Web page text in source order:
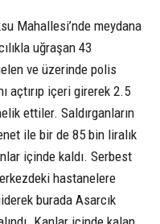
Mahallesi’nde meydana
uğraşan 43
ve üzerinde polis
açtırıp içeri girerek 2.5
ettiler. Saldırganların
ile bir de 85 bin liralık
içinde kaldı. Serbest
hastanelere
burada Asarcık